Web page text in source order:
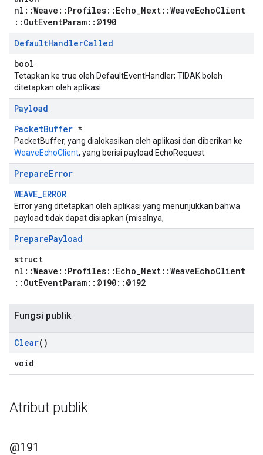
nl::Weave::Profiles::Echo_Next::WeaveEchoClient
::OutEventParam::@190
DefaultHandlerCalled
bool
Tetapkan ke true oleh DefaultEventHandler; TIDAK boleh
ditetapkan oleh aplikasi.
Payload
PacketBuffer *
PacketBuffer, yang dialokasikan oleh aplikasi dan diberikan ke
WeaveEchoClient, yang berisi payload EchoRequest.
PrepareError
WEAVE_ERROR
Error yang ditetapkan oleh aplikasi yang menunjukkan bahwa
payload tidak dapat disiapkan (misalnya,
PreparePayload
struct
nl::Weave::Profiles::Echo_Next::WeaveEchoClient
::OutEventParam::@190::@192
Fungsi publik
Clear()
void
Atribut publik
@191